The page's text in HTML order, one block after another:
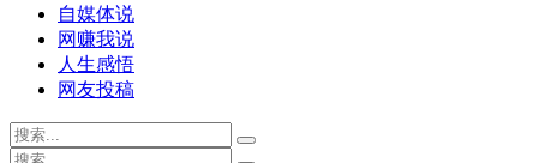
自媒体说
网赚我说
人生感悟
网友投稿